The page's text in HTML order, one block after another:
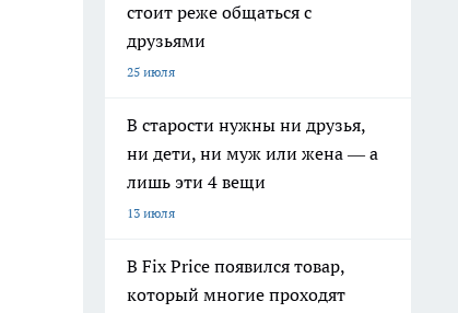
стоит реже общаться с
друзьями
25 июля
В старости нужны ни друзья,
ни дети, ни муж или жена — а
лишь эти 4 вещи
13 июля
В Fix Price появился товар,
который многие проходят